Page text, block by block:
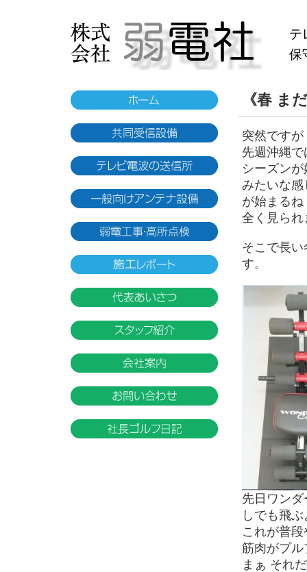
テ
保
《春 ま
突然です
先週沖縄
シーズン
みたいな
が始まる
全く見ら
そこで長
す。
先日ワン
しでも飛
これが普
筋肉がプ
まぁ それ